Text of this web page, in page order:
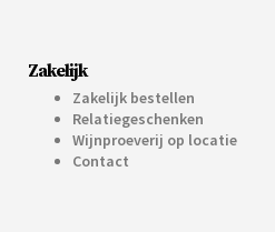
Zakelijk
Zakelijk bestellen
Relatiegeschenken
Wijnproeverij op locatie
Contact